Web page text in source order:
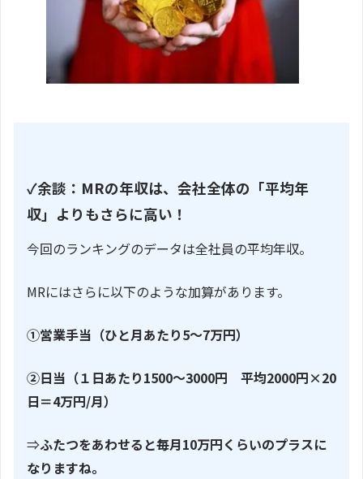
✓余談： MRの年収は、会社全体の「平均年
収」よりもさらに高い！
今回のランキングのデータは全社員の平均年収。
MRにはさらに以下のような加算があります。
①営業手当（ひと月あたり5～7万円）
②日当（１日あたり1500～3000円 平均2000円×20
日＝4万円/月）
⇒ふたつをあわせると毎月10万円くらいのプラスに
なりますね。